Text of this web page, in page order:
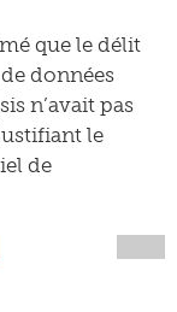
que le délit
données
n’avait pas
le
de